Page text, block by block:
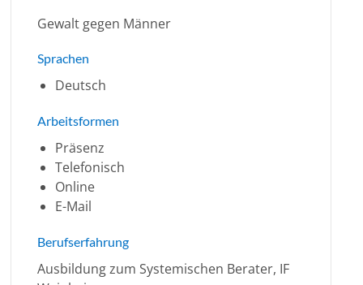
Gewalt gegen Männer
Sprachen
Deutsch
Arbeitsformen
Präsenz
Telefonisch
Online
E-Mail
Berufserfahrung
Ausbildung zum Systemischen Berater, IF